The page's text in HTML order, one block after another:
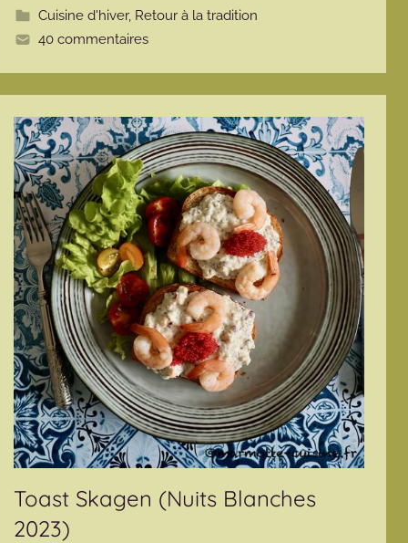
t
Cuisine d'hiver, Retour à la tradition
40 commentaires
Toast Skagen (Nuits Blanches
2023)